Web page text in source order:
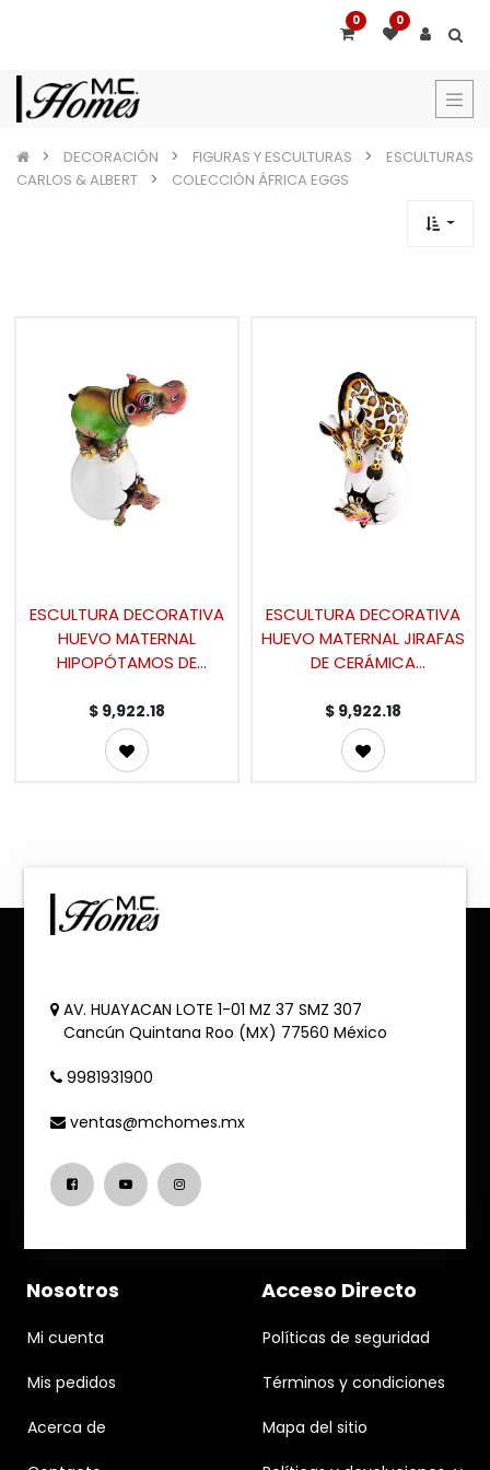
0 0
DECORACIÓN FIGURAS Y ESCULTURAS
ESCULTURAS
CARLOS & ALBERT
COLECCIÓN ÁFRICA EGGS
ESCULTURA DECORATIVA
HUEVO MATERNAL
HIPOPÓTAMOS DE
(36×20×23cm) - MOD.
MCH.ESC.0114
$ 9,922.18
ESCULTURA DECORATIVA
HUEVO MATERNAL JIRAFAS
DE CERÁMICA
MCH.ESC.0115
$ 9,922.18
AV. HUAYACAN LOTE 1-01 MZ 37 SMZ 307
Cancún Quintana Roo (MX) 77560 México
9981931900
ventas@mchomes.mx
Nosotros
Mi cuenta
Mis pedidos
Acerca de
Acceso Directo
Políticas de seguridad
Términos y condiciones
Mapa del sitio